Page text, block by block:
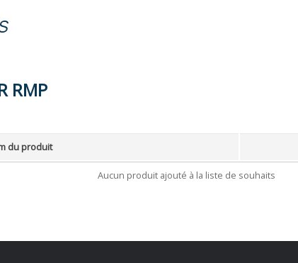
RMP
du produit
Aucun produit ajouté à la liste de souhaits